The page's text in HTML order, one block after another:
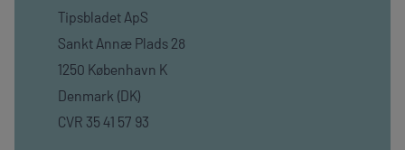
Tipsbladet ApS
Sankt Annæ Plads 28
1250 København K
Denmark (DK)
CVR 35 41 57 93